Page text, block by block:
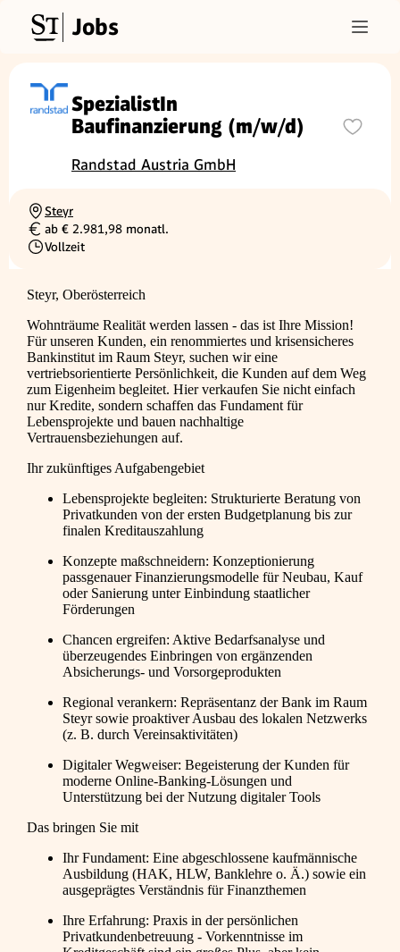
Jobs
SpezialistIn
Baufinanzierung (m/w/d)
Randstad Austria GmbH
Ortschaft
Steyr
Gehalt
ab € 2.981,98 monatl.
Beschäftigungsart
Vollzeit
Steyr, Oberösterreich
Wohnträume Realität werden lassen - das ist Ihre Mission!
Für unseren Kunden, ein renommiertes und krisensicheres
Bankinstitut im Raum Steyr, suchen wir eine
vertriebsorientierte Persönlichkeit, die Kunden auf dem Weg
zum Eigenheim begleitet. Hier verkaufen Sie nicht einfach
nur Kredite, sondern schaffen das Fundament für
Lebensprojekte und bauen nachhaltige
Vertrauensbeziehungen auf.
Ihr zukünftiges Aufgabengebiet
Lebensprojekte begleiten: Strukturierte Beratung von
Privatkunden von der ersten Budgetplanung bis zur
finalen Kreditauszahlung
Konzepte maßschneidern: Konzeptionierung
passgenauer Finanzierungsmodelle für Neubau, Kauf
oder Sanierung unter Einbindung staatlicher
Förderungen
Chancen ergreifen: Aktive Bedarfsanalyse und
überzeugendes Einbringen von ergänzenden
Absicherungs- und Vorsorgeprodukten
Regional verankern: Repräsentanz der Bank im Raum
Steyr sowie proaktiver Ausbau des lokalen Netzwerks
(z. B. durch Vereinsaktivitäten)
Digitaler Wegweiser: Begeisterung der Kunden für
moderne Online-Banking-Lösungen und
Unterstützung bei der Nutzung digitaler Tools
Das bringen Sie mit
Ihr Fundament: Eine abgeschlossene kaufmännische
Ausbildung (HAK, HLW, Banklehre o. Ä.) sowie ein
ausgeprägtes Verständnis für Finanzthemen
Ihre Erfahrung: Praxis in der persönlichen
Privatkundenbetreuung - Vorkenntnisse im